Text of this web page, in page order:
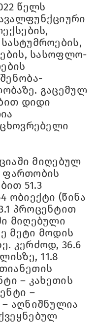
წელს
სასოფლო-
გაცემულ
დიდი
მიღებულ
ფართობის
51.3
ობიექტი (წინა
პროცენტით
მიღებული
მეტი მოდის
კერძოდ, 36.6
11.8
– კახეთის
–
აღნიშნულია